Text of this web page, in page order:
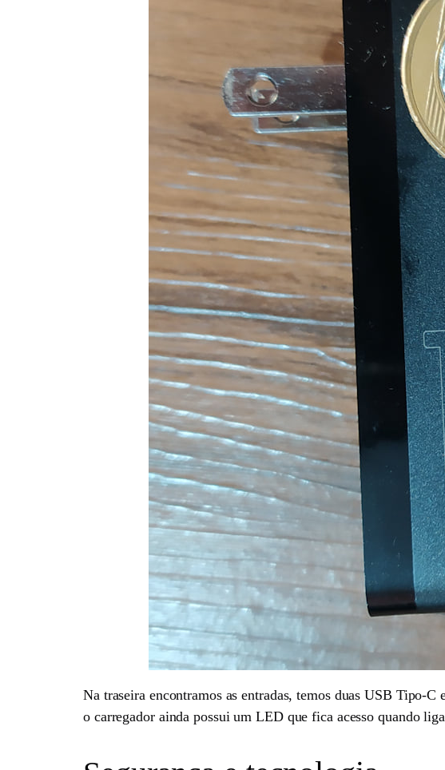
Na traseira encontramos as entradas, temos duas USB Tipo-
o carregador ainda possui um LED que fica acesso quando